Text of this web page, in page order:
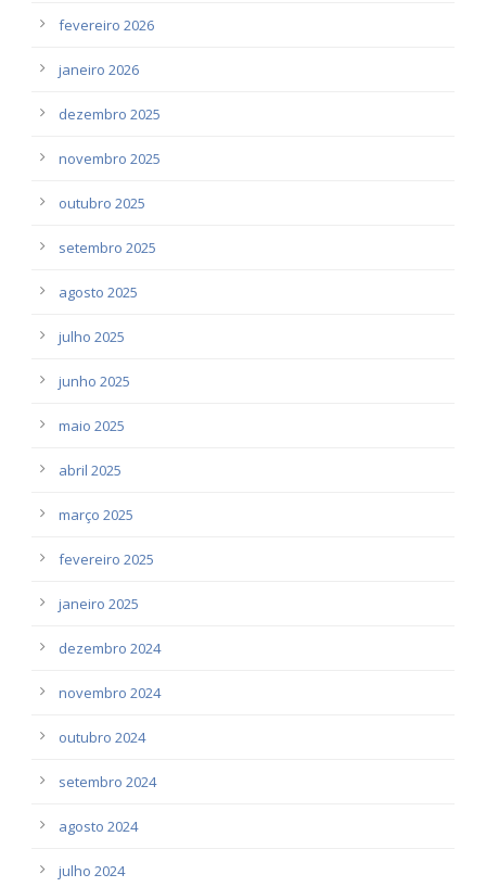
fevereiro 2026
janeiro 2026
dezembro 2025
novembro 2025
outubro 2025
setembro 2025
agosto 2025
julho 2025
junho 2025
maio 2025
abril 2025
março 2025
fevereiro 2025
janeiro 2025
dezembro 2024
novembro 2024
outubro 2024
setembro 2024
agosto 2024
julho 2024